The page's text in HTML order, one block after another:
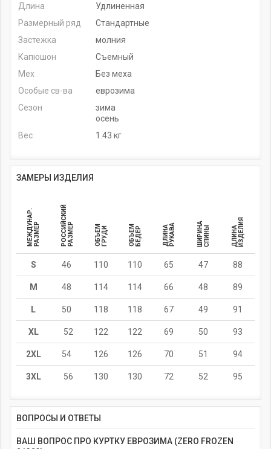
Длина
Удлиненная
Размерный ряд
Стандартные
Застежка
молния
Капюшон
Съемный
Мех
Без меха
Особые св-ва
еврозима
Сезон
зима
осень
Вес
1.43 кг
ЗАМЕРЫ ИЗДЕЛИЯ
МЕЖДУНАР.РАЗМЕР РОССИЙСКИЙРАЗМЕР ОБЪЕМГРУДИ ОБЪЕМБЕДЕР ДЛИНАРУКАВА ШИРИНАСПИНЫ ДЛИНАИЗДЕЛИЯ
S 46 110 110 65 47 88
M 48 114 114 66 48 89
L 50 118 118 67 49 91
XL 52 122 122 69 50 93
2XL 54 126 126 70 51 94
3XL 56 130 130 72 52 95
ВОПРОСЫ И ОТВЕТЫ
ВАШ ВОПРОС ПРО КУРТКУ ЕВРОЗИМА (ZERO FROZEN